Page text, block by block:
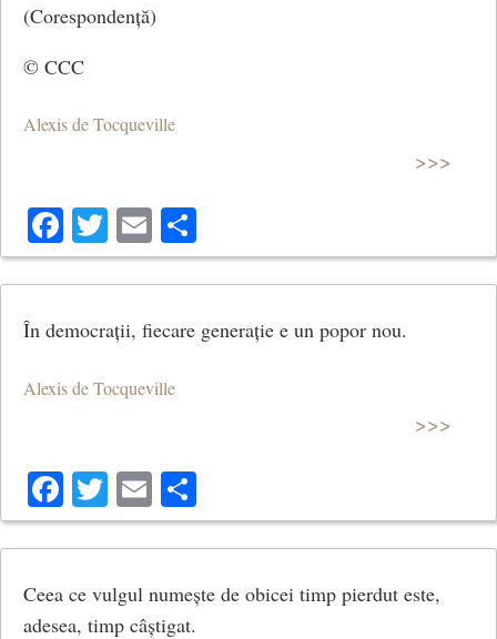
(Corespondență)
© CCC
Alexis de Tocqueville
>>>
Facebook
Twitter
Email
În democrații, fiecare generație e un popor nou.
Alexis de Tocqueville
>>>
Facebook
Twitter
Email
Ceea ce vulgul numește de obicei timp pierdut este,
adesea, timp câștigat.